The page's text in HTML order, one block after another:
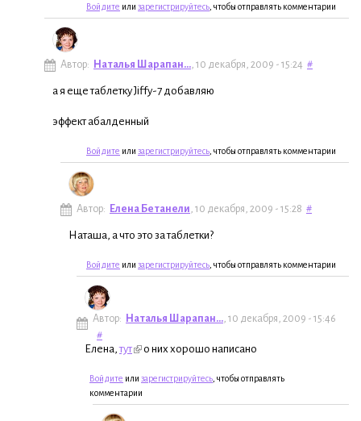
Войдите или зарегистрируйтесь , чтобы отправлять комментарии
Автор: Наталья Шарапан..., 10 декабря, 2009 - 15:24 #
а я еще таблетку Jiffy-7 добавляю
эффект абалденный
Войдите или зарегистрируйтесь , чтобы отправлять комментарии
Автор: Елена Бетанели, 10 декабря, 2009 - 15:28 #
Наташа, а что это за таблетки?
Войдите или зарегистрируйтесь , чтобы отправлять комментарии
Автор: Наталья Шарапан... , 10 декабря, 2009 - 15:46
#
Елена,тут о них хорошо написано
Войдите или зарегистрируйтесь , чтобы отправлять
комментарии